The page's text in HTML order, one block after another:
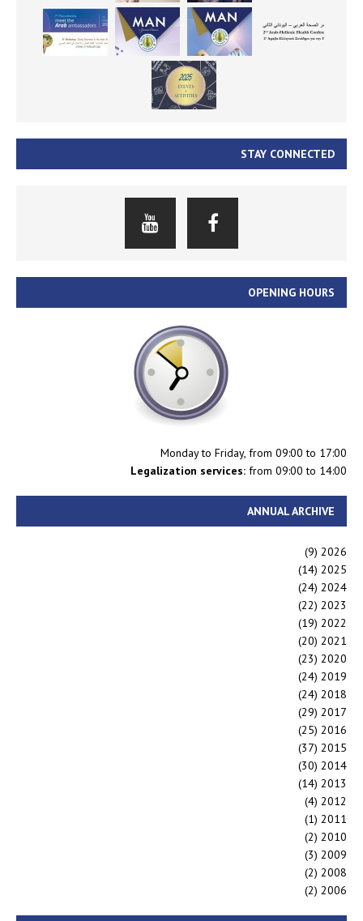
STAY CONNECTED
OPENING HOURS
Monday to Friday, from 09:00 to 17:00
Legalization services: from 09:00 to 14:00
ANNUAL ARCHIVE
2026
(9)
2025
(14)
2024
(24)
2023
(22)
2022
(19)
2021
(20)
2020
(23)
2019
(24)
2018
(24)
2017
(29)
2016
(25)
2015
(37)
2014
(30)
2013
(14)
2012
(4)
2011
(1)
2010
(2)
2009
(3)
2008
(2)
2006
(2)